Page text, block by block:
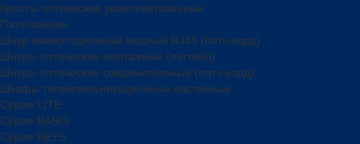
Кроссы оптические укомплектованные
Патч-панели
Шнур коммутационный медный RJ45 (патч-корд)
Шнуры оптические монтажные (пигтейл)
Шнуры оптические соединительные (патч-корд)
Шкафы телекоммуникационные настенные
Cерия LITE
Cерия BASIS
Cерия KEYS